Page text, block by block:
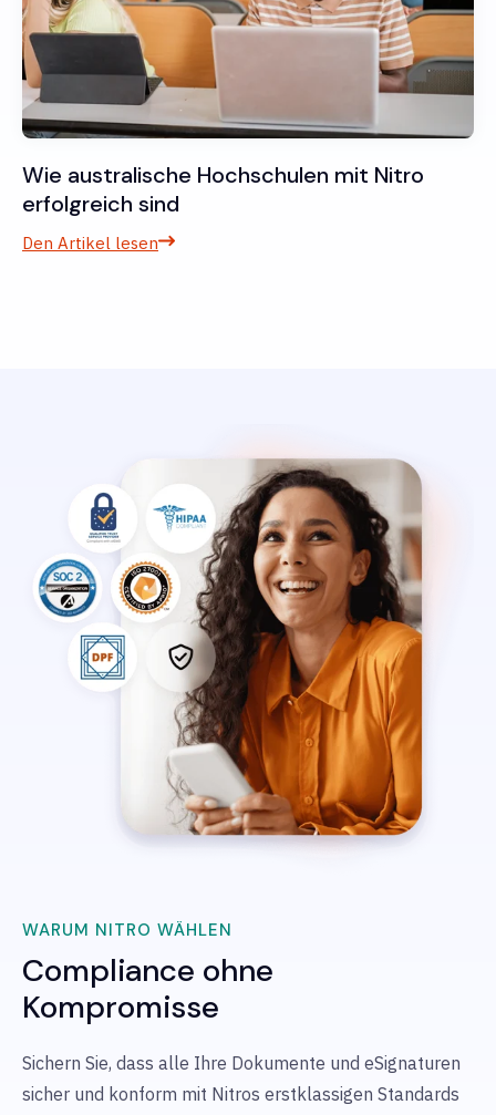
Wie australische Hochschulen mit Nitro
erfolgreich sind
Den Artikel lesen
WARUM NITRO WÄHLEN
Compliance ohne
Kompromisse
Sichern Sie, dass alle Ihre Dokumente und eSignaturen
sicher und konform mit Nitros erstklassigen Standards